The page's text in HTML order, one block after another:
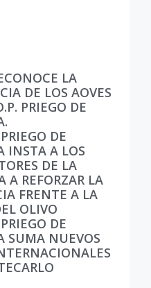
LA
DE LOS AOVES
PRIEGO DE
DE
INSTA A LOS
DE LA
A REFORZAR LA
FRENTE A LA
OLIVO
DE
SUMA NUEVOS